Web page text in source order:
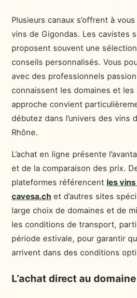
Plusieurs canaux s’offrent à
vins de Gigondas. Les cavistes
proposent souvent une
conseils personnalisés. Vous
avec des professionnels
connaissent les domaines et les
approche convient
débutez dans l’univers des vins
Rhône.
L’achat en ligne présente
et de la comparaison des prix.
plateformes référencent les
cavesa.ch et d’autres sites
large choix de domaines et de
les conditions de transport,
période estivale, pour garantir
arrivent dans des conditions
L’achat direct au domaine